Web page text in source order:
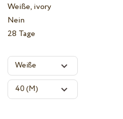
Weiße, ivory
Nein
28 Tage